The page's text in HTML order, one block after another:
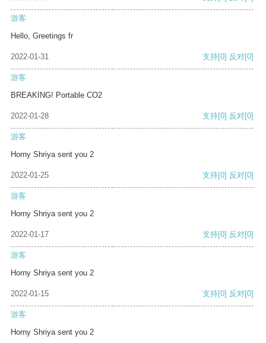
游客
Hello, Greetings fr
2022-01-31 支持[0] 反对[0]
游客
BREAKING! Portable CO2
2022-01-28 支持[0] 反对[0]
游客
Horny Shriya sent you 2
2022-01-25 支持[0] 反对[0]
游客
Horny Shriya sent you 2
2022-01-17 支持[0] 反对[0]
游客
Horny Shriya sent you 2
2022-01-15 支持[0] 反对[0]
游客
Horny Shriya sent you 2